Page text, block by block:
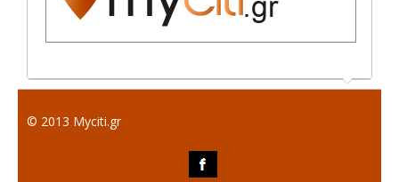
© 2013 Myciti.gr